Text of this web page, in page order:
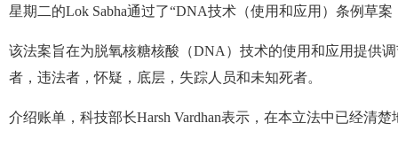
星期二的Lok Sabha通过了“DNA技术（使用和应用）条例草
该法案旨在为脱氧核糖核酸（DNA）技术的使用和应用提供
者，违法者，怀疑，底层，失踪人员和未知死者。
介绍账单，科技部长Harsh Vardhan表示，在本立法中已经清